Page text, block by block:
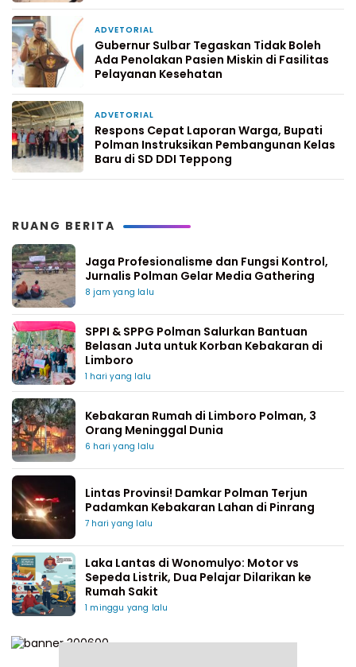
ADVETORIAL
Gubernur Sulbar Tegaskan Tidak Boleh
Ada Penolakan Pasien Miskin di Fasilitas
Pelayanan Kesehatan
ADVETORIAL
Respons Cepat Laporan Warga, Bupati
Polman Instruksikan Pembangunan Kelas
Baru di SD DDI Teppong
RUANG BERITA
Jaga Profesionalisme dan Fungsi Kontrol,
Jurnalis Polman Gelar Media Gathering
8 jam yang lalu
SPPI & SPPG Polman Salurkan Bantuan
Belasan Juta untuk Korban Kebakaran di
Limboro
1 hari yang lalu
Kebakaran Rumah di Limboro Polman, 3
Orang Meninggal Dunia
6 hari yang lalu
Lintas Provinsi! Damkar Polman Terjun
Padamkan Kebakaran Lahan di Pinrang
7 hari yang lalu
Laka Lantas di Wonomulyo: Motor vs
Sepeda Listrik, Dua Pelajar Dilarikan ke
Rumah Sakit
1 minggu yang lalu